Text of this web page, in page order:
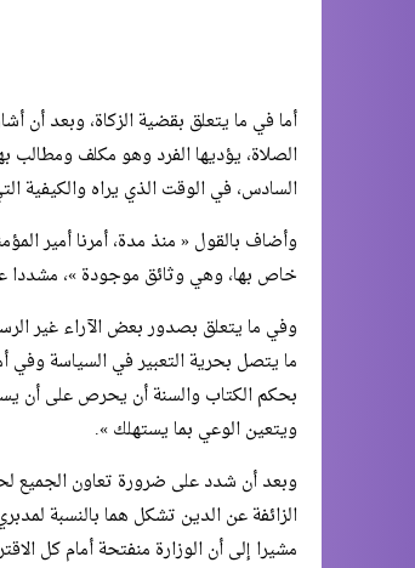
أما في ما يتعلق بقضية الزكاة، وبعد أن
الصلاة، يؤديها الفرد وهو مكلف ومطالب
السادس، في الوقت الذي يراه والكيفية
وأضاف بالقول « منذ مدة، أمرنا أمير
خاص بها، وهي وثائق موجودة »، مشددا
وفي ما يتعلق بصدور بعض الآراء غير
ما يتصل بحرية التعبير في السياسة وفي
بحكم الكتاب والسنة أن يحرص على أن
ويتعين الوعي بما يستهلك ».
وبعد أن شدد على ضرورة تعاون الجميع
الزائفة عن الدين تشكل هما بالنسبة
مشيرا إلى أن الوزارة منفتحة أمام كل